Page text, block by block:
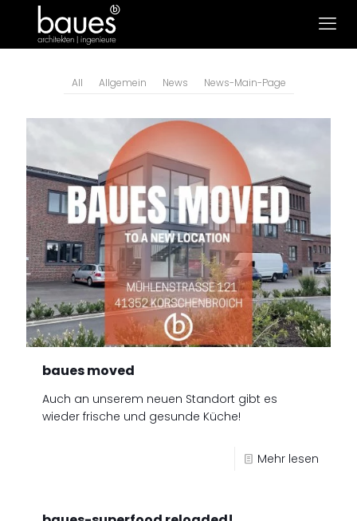
All Allgemein News News-Main-Page
baues moved
Auch an unserem neuen Standort gibt es
wieder frische und gesunde Küche!
Mehr lesen